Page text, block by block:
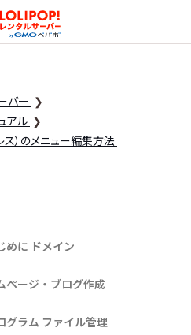
ロリポップ！レンタル
バー
アル
）のメニュー編集方法
めに ドメイン
ページ・ブログ作成
グラム ファイル管理